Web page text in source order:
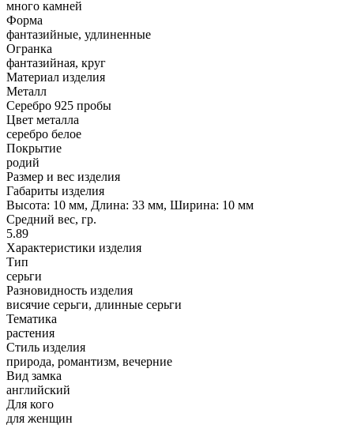
много камней
Форма
фантазийные, удлиненные
Огранка
фантазийная, круг
Материал изделия
Металл
Серебро 925 пробы
Цвет металла
серебро белое
Покрытие
родий
Размер и вес изделия
Габариты изделия
Высота: 10 мм, Длина: 33 мм, Ширина: 10 мм
Средний вес, гр.
5.89
Характеристики изделия
Тип
серьги
Разновидность изделия
висячие серьги, длинные серьги
Тематика
растения
Стиль изделия
природа, романтизм, вечерние
Вид замка
английский
Для кого
для женщин